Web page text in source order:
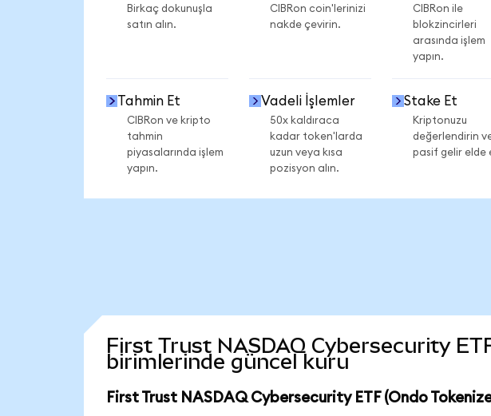
Birkaç dokunuşla
satın alın.
CIBRon coin'lerinizi
nakde çevirin.
CIBRon ile
blokzincirleri
arasında işlem
yapın.
Tahmin Et
CIBRon ve kripto
tahmin
piyasalarında işlem
yapın.
Vadeli İşlemler
50x kaldıraca
kadar token'larda
uzun veya kısa
pozisyon alın.
Stake Et
Kriptonuzu
değerlendirin
pasif gelir elde
First Trust NASDAQ Cybersecurity
birimlerinde güncel kuru
First Trust NASDAQ Cybersecurity ETF (Ondo